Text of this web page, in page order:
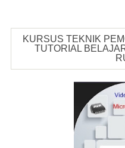
KURSUS TEKNIK
TUTORIAL